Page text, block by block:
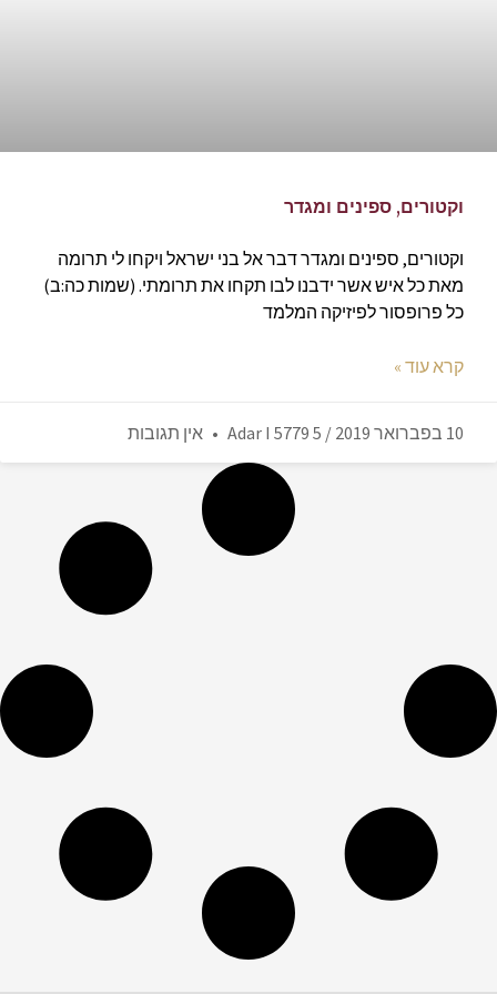
וקטורים, ספינים ומגדר
וקטורים, ספינים ומגדר דבר אל בני ישראל ויקחו לי תרומה
מאת כל איש אשר ידבנו לבו תקחו את תרומתי. (שמות כה:ב)
כל פרופסור לפיזיקה המלמד
קרא עוד »
10 בפברואר 2019 / 5 Adar I 5779 אין תגובות